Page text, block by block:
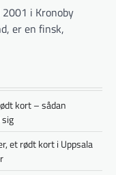
2001 i Kronoby
er en finsk,
kort – sådan
et rødt kort i Uppsala